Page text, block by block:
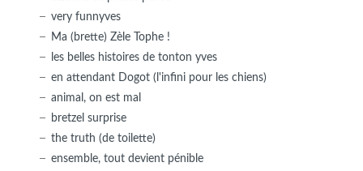
very funnyves
Ma (brette) Zèle Tophe !
les belles histoires de tonton yves
en attendant Dogot (l'infini pour les chiens)
animal, on est mal
bretzel surprise
the truth (de toilette)
ensemble, tout devient pénible